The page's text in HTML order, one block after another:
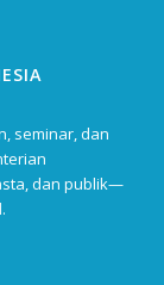
seminar, dan
dan publik—